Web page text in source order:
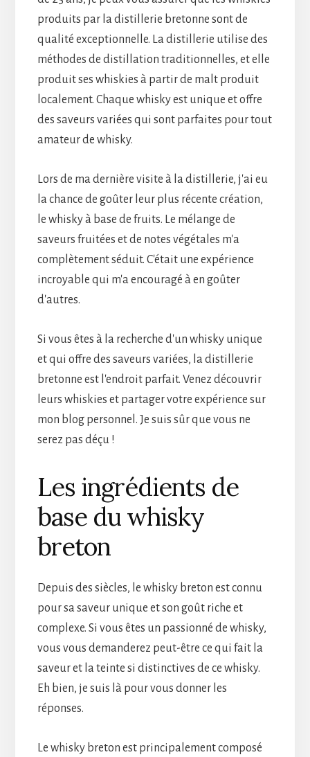
produits par la distillerie bretonne sont de
qualité exceptionnelle. La distillerie utilise des
méthodes de distillation traditionnelles, et elle
produit ses whiskies à partir de malt produit
localement. Chaque whisky est unique et offre
des saveurs variées qui sont parfaites pour tout
amateur de whisky.
Lors de ma dernière visite à la distillerie, j'ai eu
la chance de goûter leur plus récente création,
le whisky à base de fruits. Le mélange de
saveurs fruitées et de notes végétales m'a
complètement séduit. C'était une expérience
incroyable qui m'a encouragé à en goûter
d'autres.
Si vous êtes à la recherche d'un whisky unique
et qui offre des saveurs variées, la distillerie
bretonne est l'endroit parfait. Venez découvrir
leurs whiskies et partager votre expérience sur
mon blog personnel. Je suis sûr que vous ne
serez pas déçu !
Les ingrédients de
base du whisky
breton
Depuis des siècles, le whisky breton est connu
pour sa saveur unique et son goût riche et
complexe. Si vous êtes un passionné de whisky,
vous vous demanderez peut-être ce qui fait la
saveur et la teinte si distinctives de ce whisky.
Eh bien, je suis là pour vous donner les
réponses.
Le whisky breton est principalement composé